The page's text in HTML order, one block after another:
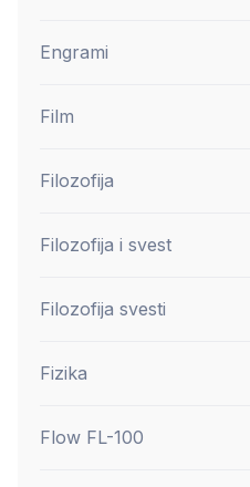
Engrami
Film
Filozofija
Filozofija i svest
Filozofija svesti
Fizika
Flow FL-100